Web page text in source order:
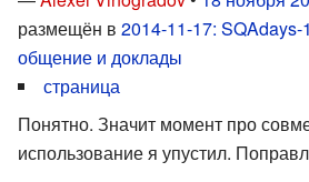
размещён в 2014-11-17: SQAdays-
общение и доклады
страница
Понятно. Значит момент про
использование я упустил.